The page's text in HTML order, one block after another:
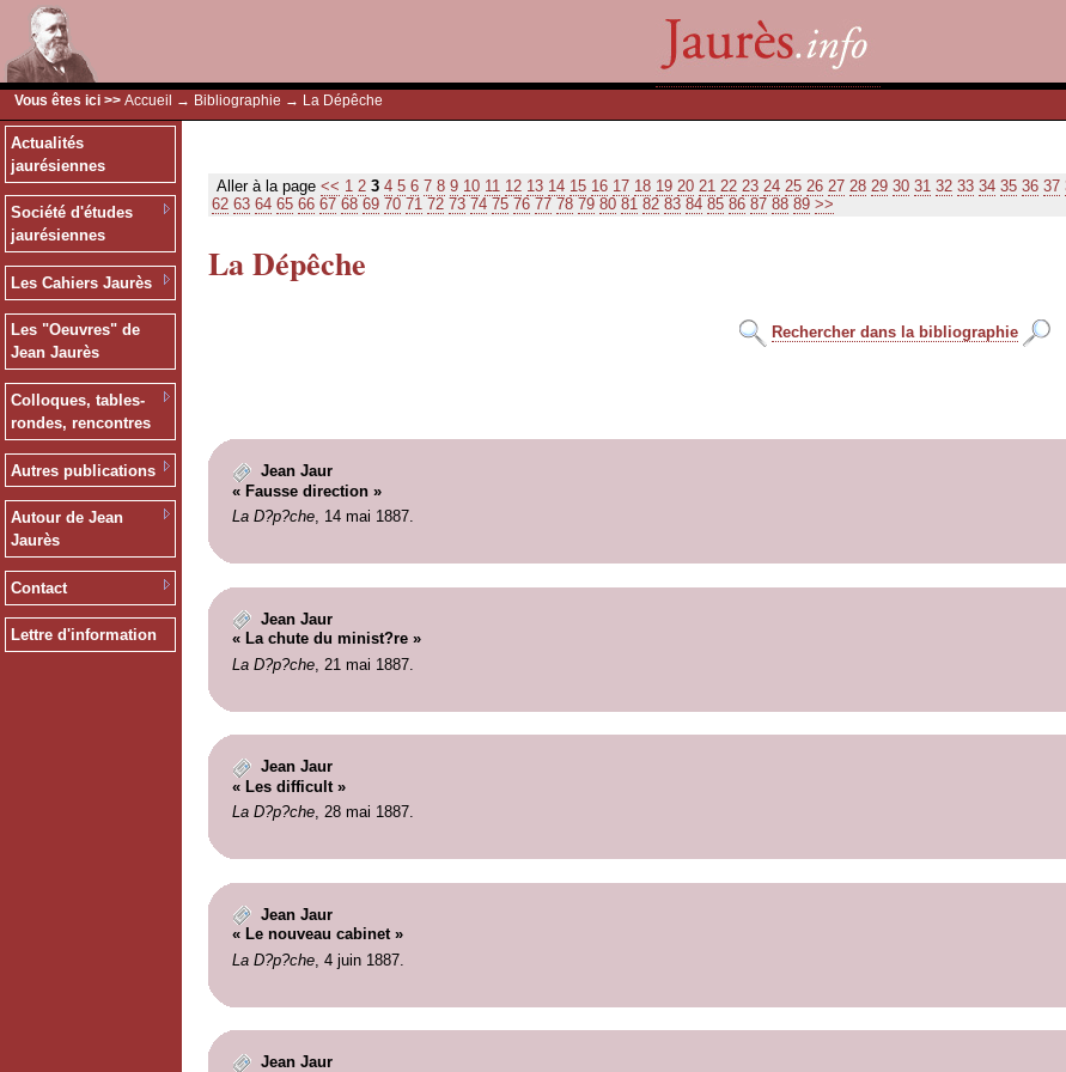
Vous êtes ici >> Accueil → Bibliographie → La Dépêche
Actualités
jaurésiennes
Société d'études
jaurésiennes
Les Cahiers Jaurès
Les "Oeuvres" de
Jean Jaurès
Colloques, tables-
rondes, rencontres
Autres publications
Autour de Jean
Jaurès
Contact
Lettre d'information
Aller à la page << 1 2 3 4 5 6 7 8 9 10 11 12 13 14 15 16 17 18 19 20 21 22 23 24 25 26 27 28 29 30 31 32 33 34 35 36 37
62 63 64 65 66 67 68 69 70 71 72 73 74 75 76 77 78 79 80 81 82 83 84 85 86 87 88 89 >>
La Dépêche
Rechercher dans la bibliographie
Jean Jaur
« Fausse direction »
La D?p?che, 14 mai 1887.
Jean Jaur
« La chute du minist?re »
La D?p?che, 21 mai 1887.
Jean Jaur
« Les difficult »
La D?p?che, 28 mai 1887.
Jean Jaur
« Le nouveau cabinet »
La D?p?che, 4 juin 1887.
Jean Jaur